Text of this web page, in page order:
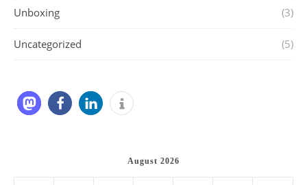
Unboxing (3)
Uncategorized (5)
August 2026